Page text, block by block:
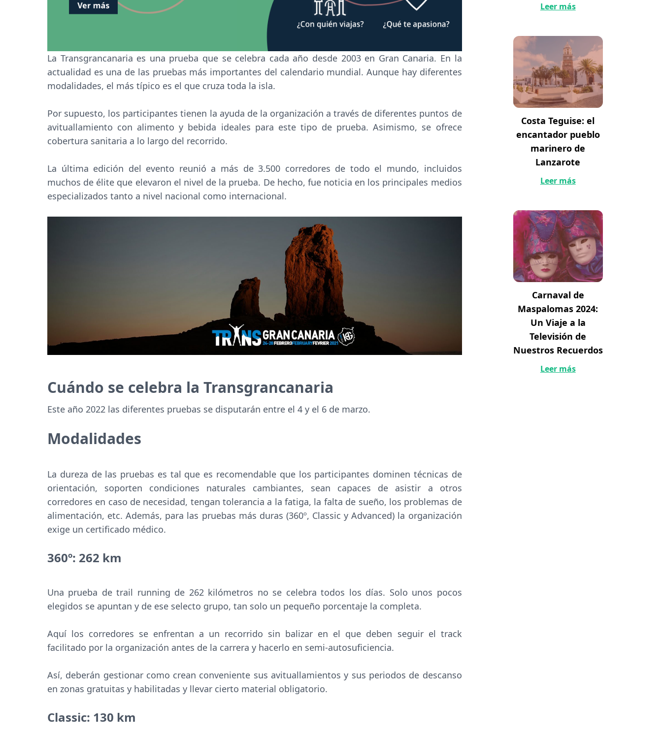
La Transgrancanaria es una prueba que se celebra cada año desde 2003 en Gran Canaria. En la
actualidad es una de las pruebas más importantes del calendario mundial. Aunque hay diferentes
modalidades, el más típico es el que cruza toda la isla.
Por supuesto, los participantes tienen la ayuda de la organización a través de diferentes puntos de
avituallamiento con alimento y bebida ideales para este tipo de prueba. Asimismo, se ofrece
cobertura sanitaria a lo largo del recorrido.
La última edición del evento reunió a más de 3.500 corredores de todo el mundo, incluidos
muchos de élite que elevaron el nivel de la prueba. De hecho, fue noticia en los principales medios
especializados tanto a nivel nacional como internacional.
Cuándo se celebra la Transgrancanaria
Este año 2022 las diferentes pruebas se disputarán entre el 4 y el 6 de marzo.
Modalidades
La dureza de las pruebas es tal que es recomendable que los participantes dominen técnicas de
orientación, soporten condiciones naturales cambiantes, sean capaces de asistir a otros
corredores en caso de necesidad, tengan tolerancia a la fatiga, la falta de sueño, los problemas de
alimentación, etc. Además, para las pruebas más duras (360º, Classic y Advanced) la organización
exige un certificado médico.
360º: 262 km
Una prueba de trail running de 262 kilómetros no se celebra todos los días. Solo unos pocos
elegidos se apuntan y de ese selecto grupo, tan solo un pequeño porcentaje la completa.
Aquí los corredores se enfrentan a un recorrido sin balizar en el que deben seguir el track
facilitado por la organización antes de la carrera y hacerlo en semi-autosuficiencia.
Así, deberán gestionar como crean conveniente sus avituallamientos y sus periodos de descanso
en zonas gratuitas y habilitadas y llevar cierto material obligatorio.
Classic: 130 km
Leer más
Costa Teguise: el
encantador pueblo
marinero de
Lanzarote
Leer más
Carnaval de
Maspalomas 2024:
Un Viaje a la
Televisión de
Nuestros Recuerdos
Leer más